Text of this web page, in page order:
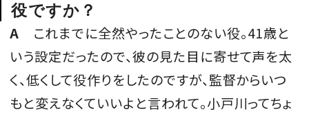
役ですか？
A これまでに全然やったことのない役。41歳と
いう設定だったので、彼の見た目に寄せて声を太
く、低くして役作りをしたのですが、監督からいつ
もと変えなくていいよと言われて。小戸川ってちょ